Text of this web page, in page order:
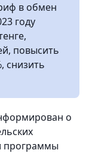
в обмен
году
повысить
снизить
о
программы